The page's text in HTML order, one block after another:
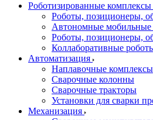
Роботизированные комплексы
Роботы, позиционеры,
Автономные
Роботы, позиционеры,
Коллаборативные
Автоматизация
Наплавочные комплексы
Сварочные колонны
Сварочные тракторы
Установки для сварки
Механизация